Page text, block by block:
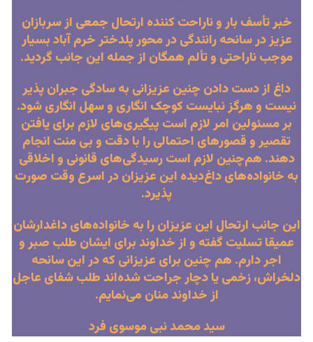
خبر تأسف بار و ناراحت کننده ارتحال جمعی از سربازان
عزیز در سانحه رانندگی در محور پلدختر خرم آباد بسیار
موجب ناراحتی و تألم همگان از جمله این جانب گردید.
داغ از دست دادن چنین عزیزانی به سادگی جبران پذیر
نیست و هرگز نبایست کوچک انگاری و سهل انگاری شود.
بر مسئولین امر لازم است پیگیری‌های لازم برای یافتن
تقصیر و قصورهای احتمالی را با دقت و بی منت انجام
دهند. هم‌چنین لازم است رسیدگی‌های قانونی و اخلاقی
به خانواده‌های داغ‌دیده این عزیزان در اسرع وقت صورت
پذیرد.
این جانب ارتحال این عزیزان را به خانواده‌های داغدارشان
عمیقا تسلیت گفته و از خداوند برای ایشان طلب صبر و
اجر دارم. هم چنین برای عزیزانی که در این سانحه
دلخراش، زخمی یا دچار جراحت شده‌اند طلب شفای عاجل
از خداوند منان می‌نمایم.
سید محمد نبی موسوی فرد